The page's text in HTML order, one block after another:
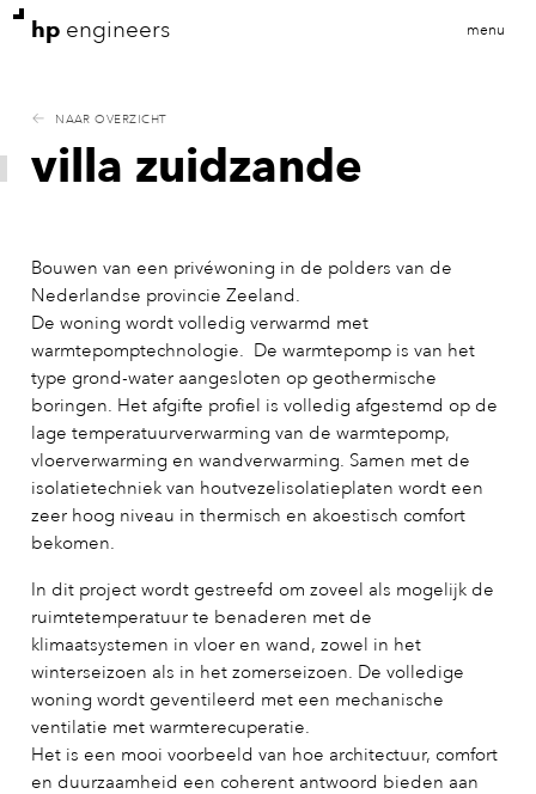
hpengineers menu
NAAR OVERZICHT
villa zuidzande
Bouwen van een privéwoning in de polders van de
Nederlandse provincie Zeeland.
De woning wordt volledig verwarmd met
warmtepomptechnologie. De warmtepomp is van het
type grond-water aangesloten op geothermische
boringen. Het afgifte profiel is volledig afgestemd op de
lage temperatuurverwarming van de warmtepomp,
vloerverwarming en wandverwarming. Samen met de
isolatietechniek van houtvezelisolatieplaten wordt een
zeer hoog niveau in thermisch en akoestisch comfort
bekomen.
In dit project wordt gestreefd om zoveel als mogelijk de
ruimtetemperatuur te benaderen met de
klimaatsystemen in vloer en wand, zowel in het
winterseizoen als in het zomerseizoen. De volledige
woning wordt geventileerd met een mechanische
ventilatie met warmterecuperatie.
Het is een mooi voorbeeld van hoe architectuur, comfort
en duurzaamheid een coherent antwoord bieden aan